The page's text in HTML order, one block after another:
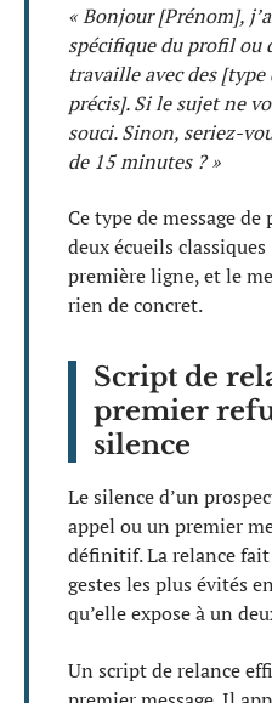
« Bonjour [Prénom],
spécifique du profil ou
travaille avec des
précis]. Si le sujet ne
souci. Sinon, seriez-
de 15 minutes ? »
Ce type de message
deux écueils
première ligne, et le
rien de concret.
Script de
premier
silence
Le silence d’un
appel ou un premier
définitif. La relance
gestes les plus évités
qu’elle expose à un
Un script de relance